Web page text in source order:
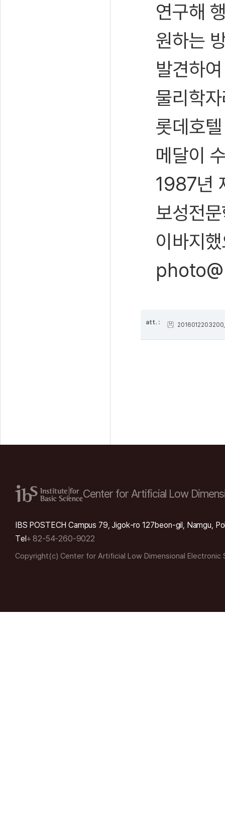
연구해
원하는
발견하
물리학
롯데호
메달이
1987년
보성전
이바지
att. :
Center for Artificial Low
IBS POSTECH Campus 79, Jigok-ro 127beon-gil, Namgu,
Tel+ 82-54-260-9022
Copyright(c) Center for Artificial Low Dimensional Electronic